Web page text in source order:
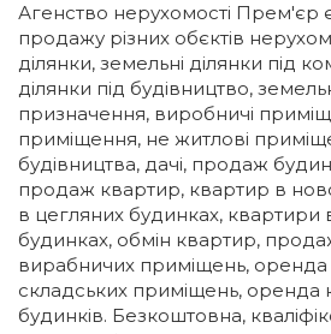
Агенство нерухомості Прем'єр
продажу різних обєктів
ділянки, земельні ділянки під
ділянки під будівництво,
призначення, виробничі
приміщення, не житлові
будівництва, дачі, продаж
продаж квартир, квартир в
в цегляних будинках, квартири
будинках, обмін квартир,
вирабничих приміщень,
складських приміщень, оренда
будинків. Безкоштовна,